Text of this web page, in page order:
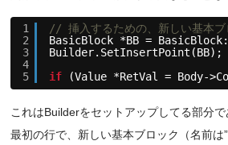
1
2
3
4
5
// 挿入するための、新しい基本ブ
BasicBlock *BB =
Builder.SetInsertPoint(BB);
if
(Value *RetVal = Body-
これはBuilderをセットアップしてる部分で
最初の行で、新しい基本ブロック（名前は